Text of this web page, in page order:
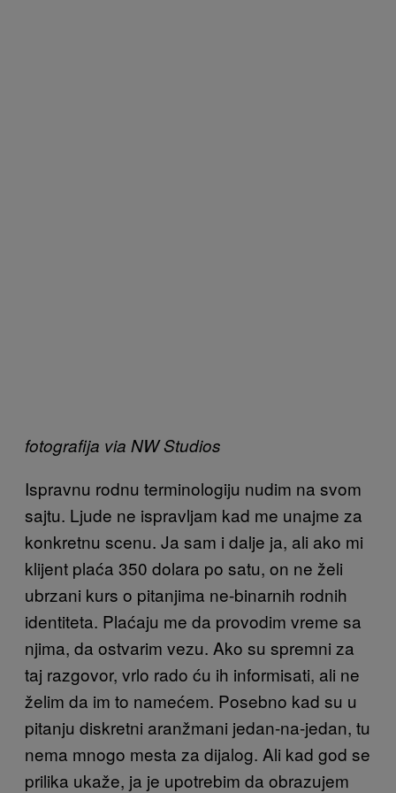
fotografija via NW Studios
Ispravnu rodnu terminologiju nudim na svom
sajtu. Ljude ne ispravljam kad me unajme za
konkretnu scenu. Ja sam i dalje ja, ali ako mi
klijent plaća 350 dolara po satu, on ne želi
ubrzani kurs o pitanjima ne-binarnih rodnih
identiteta. Plaćaju me da provodim vreme sa
njima, da ostvarim vezu. Ako su spremni za
taj razgovor, vrlo rado ću ih informisati, ali ne
želim da im to namećem. Posebno kad su u
pitanju diskretni aranžmani jedan-na-jedan, tu
nema mnogo mesta za dijalog. Ali kad god se
prilika ukaže, ja je upotrebim da obrazujem